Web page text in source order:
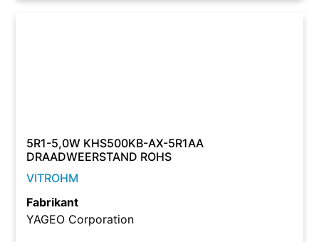
5R1-5,0W KHS500KB-AX-5R1AA
DRAADWEERSTAND ROHS
VITROHM
Fabrikant
YAGEO Corporation